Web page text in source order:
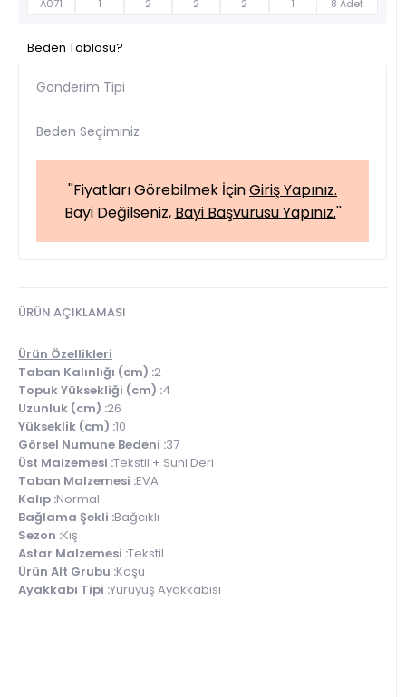
A071
1 2 2 2 1 8 Adet
Beden Tablosu?
Gönderim Tipi
Beden Seçiminiz
''Fiyatları Görebilmek İçinGiriş Yapınız.
Bayi Değilseniz, Bayi Başvurusu Yapınız.''
ÜRÜN AÇIKLAMASI
Ürün Özellikleri
Taban Kalınlığı (cm) :2
Topuk Yüksekliği (cm) :4
Uzunluk (cm) :26
Yükseklik (cm) :10
Görsel Numune Bedeni :37
Üst Malzemesi :Tekstil + Suni Deri
Taban Malzemesi :EVA
Kalıp :Normal
Bağlama Şekli :Bağcıklı
Sezon :Kış
Astar Malzemesi :Tekstil
Ürün Alt Grubu :Koşu
Ayakkabı Tipi :Yürüyüş Ayakkabısı